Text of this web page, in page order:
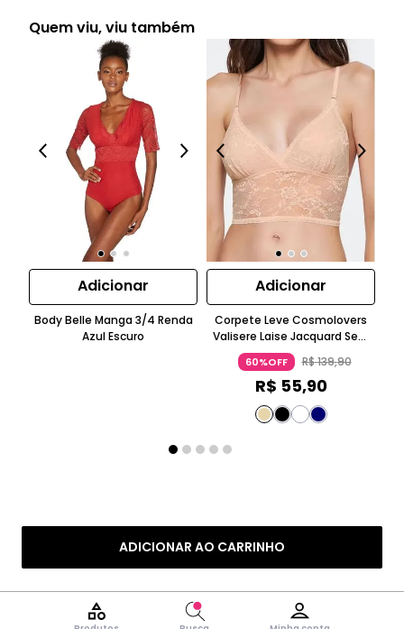
ADICIONAR AO CARRINHO
Quem viu, viu também
Adicionar
Body Belle Manga 3/4 Renda
Azul Escuro
Adicionar
Corpete Leve Cosmolovers
Valisere Laise Jacquard Sem
Manga Azul Escuro
60%OFF R$139,90
R$ 55,90